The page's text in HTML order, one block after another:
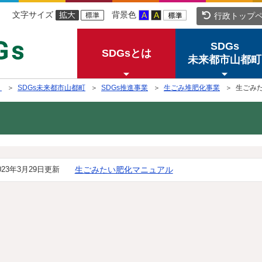
行政トップ
文字サイズ 背景色
SDGsとは
SDGs
未来都市山都町
＞ SDGs未来都市山都町 ＞ SDGs推進事業 ＞ 生ごみ堆肥化事業 ＞ 生ごみ
年3月29日更新 生ごみたい肥化マニュアル